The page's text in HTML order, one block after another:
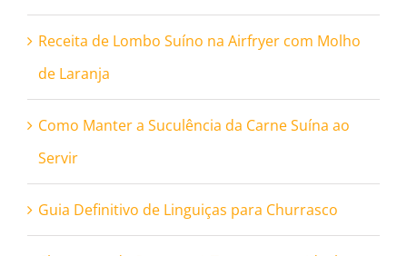
Receita de Lombo Suíno na Airfryer com Molho
de Laranja
Como Manter a Suculência da Carne Suína ao
Servir
Guia Definitivo de Linguiças para Churrasco